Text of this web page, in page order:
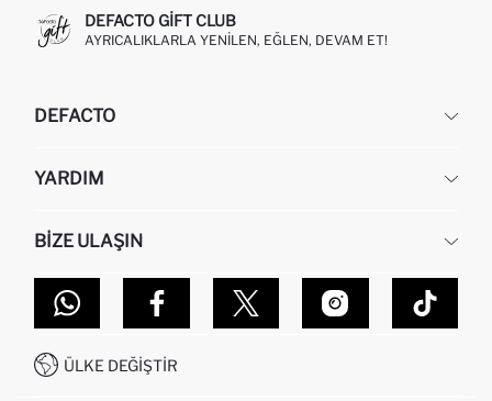
DEFACTO GIFT CLUB
AYRICALIKLARLA YENILEN, EĞLEN, DEVAM ET!
DEFACTO
HAKKIMIZDA
KURUMSAL SATIŞ
DEFACTO TEKNOLOJI
SITEMAP
YARDIM
SIPARIŞIMI NASIL TAKIP EDERIM?
NASIL İADE EDERIM?
GIFT CLUB SIKÇA SORULAN SORULAR
İŞLEM REHBERI
KAMPANYALAR
BIZE ULAŞIN
MAĞAZALARIMIZ
İLETIŞIM FORMU
0850 333 22 86
ÜLKE DEĞIŞTIR